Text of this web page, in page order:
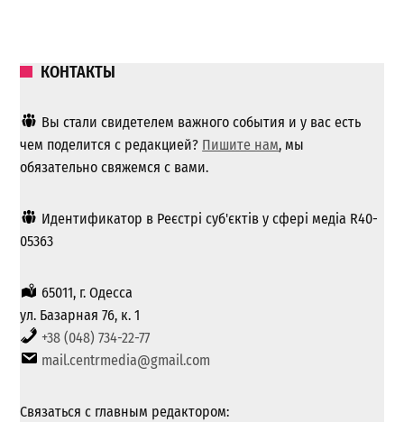
КОНТАКТЫ
Вы стали свидетелем важного события и у вас есть
чем поделится с редакцией? Пишите нам, мы
обязательно свяжемся с вами.
Идентификатор в Реєстрі суб'єктів у сфері медіа R40-
05363
65011, г. Одесса
ул. Базарная 76, к. 1
+38 (048) 734-22-77
mail.centrmedia@gmail.com
Связаться с главным редактором: